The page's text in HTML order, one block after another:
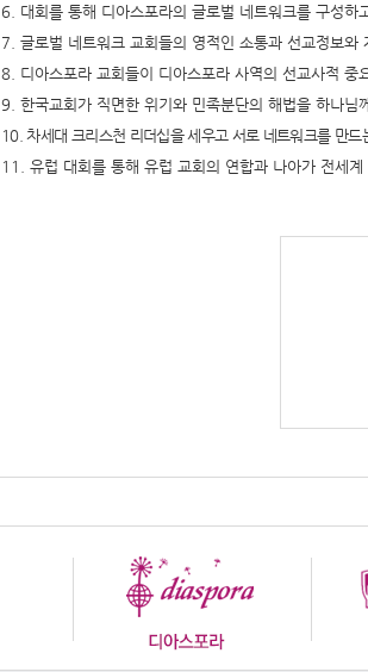
6. 대회를 통해 디아스포라의 글로벌 네트워크를 구성하
7. 글로벌 네트워크 교회들의 영적인 소통과 선교정보
8. 디아스포라 교회들이 디아스포라 사역의 선교사적
9. 한국교회가 직면한 위기와 민족분단의 해법을 하나
10. 차세대 크리스천 리더십을 세우고 서로 네트워크를 만
11. 유럽 대회를 통해 유럽 교회의 연합과 나아가 전세